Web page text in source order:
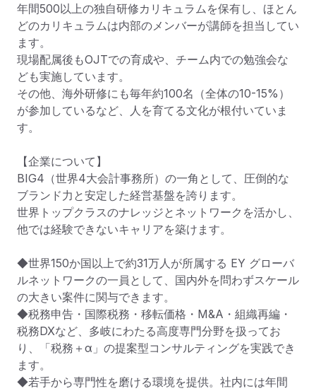
年間500以上の独自研修カリキュラムを保有し、ほとん
どのカリキュラムは内部のメンバーが講師を担当してい
ます。
現場配属後もOJTでの育成や、チーム内での勉強会な
ども実施しています。
その他、海外研修にも毎年約100名（全体の10-15%）
が参加しているなど、人を育てる文化が根付いていま
す。
【企業について】
BIG4（世界4大会計事務所）の一角として、圧倒的な
ブランド力と安定した経営基盤を誇ります。
世界トップクラスのナレッジとネットワークを活かし、
他では経験できないキャリアを築けます。
◆世界150か国以上で約31万人が所属する EY グローバ
ルネットワークの一員として、国内外を問わずスケール
の大きい案件に関与できます。
◆税務申告・国際税務・移転価格・M&A・組織再編・
税務DXなど、多岐にわたる高度専門分野を扱ってお
り、「税務＋α」の提案型コンサルティングを実践でき
ます。
◆若手から専門性を磨ける環境を提供。社内には年間